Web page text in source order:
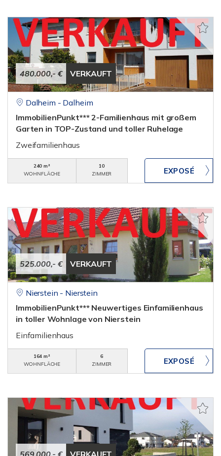
480.000,- € VERKAUFT
Dalheim - Dalheim
ImmobilienPunkt*** 2-Familienhaus mit großem
Garten in TOP-Zustand und toller Ruhelage
Zweifamilienhaus
240 m²
WOHNFLÄCHE
10
ZIMMER
525.000,- € VERKAUFT
Nierstein - Nierstein
ImmobilienPunkt*** Neuwertiges Einfamilienhaus
in toller Wohnlage von Nierstein
Einfamilienhaus
164 m²
WOHNFLÄCHE
6
ZIMMER
569.000,- € VERKAUFT